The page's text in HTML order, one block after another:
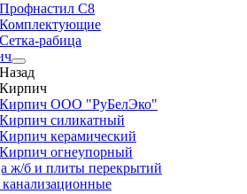
Профнастил С8
Комплектующие
Сетка-рабица
Назад
Кирпич
Кирпич ООО "РуБелЭко"
Кирпич силикатный
Кирпич керамический
Кирпич огнеупорный
ж/б и плиты перекрытий